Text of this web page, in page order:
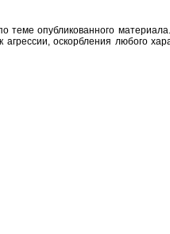
теме опубликованного
оскорбления любого